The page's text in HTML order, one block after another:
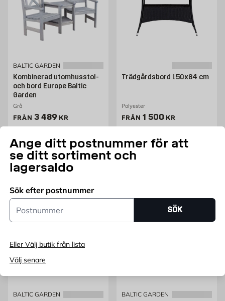
Ange ditt postnummer för att
se ditt sortiment och
lagersaldo
Sök efter postnummer
Postnummer
SÖK
Eller Välj butik från lista
Välj senare
BALTIC GARDEN
Kombinerad utomhusstol-
och bord Europe Baltic
Garden
Grå
FRÅN Pris 3121 kr
3 489 KR
Lägg i varukorg
Trädgårdsbord 150x84 cm
Polyester
FRÅN Pris 1500 kr
1 500 KR
BALTIC GARDEN BALTIC GARDEN